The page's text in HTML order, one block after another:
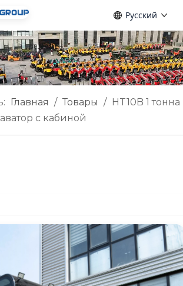
Pусский
Главная / Товары /
HT10B 1 тонна
с кабиной